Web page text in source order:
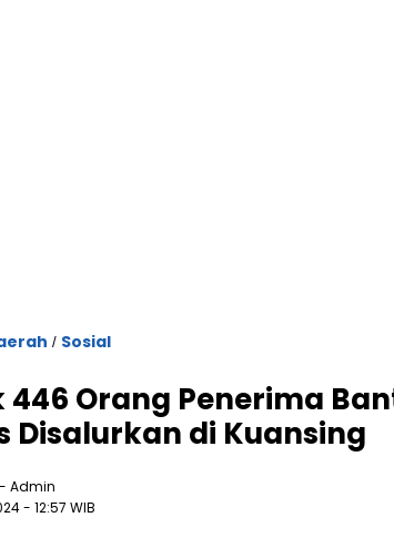
/ Sosial
Orang Penerima
Disalurkan di Kuansing
- Admin
- 12:57 WIB